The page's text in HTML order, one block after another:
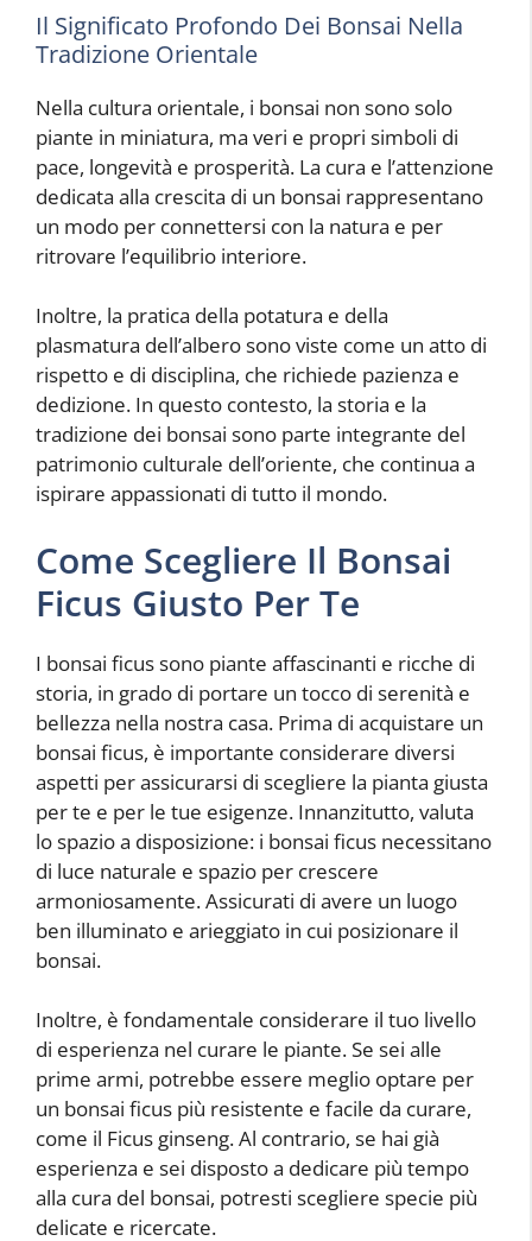
Il Significato Profondo Dei Bonsai Nella
Tradizione Orientale
Nella cultura orientale, i bonsai non sono solo
piante in miniatura, ma veri e propri simboli di
pace, longevità e prosperità. La cura e l’attenzione
dedicata alla crescita di un bonsai rappresentano
un modo per connettersi con la natura e per
ritrovare l’equilibrio interiore.
Inoltre, la pratica della potatura e della
plasmatura dell’albero sono viste come un atto di
rispetto e di disciplina, che richiede pazienza e
dedizione. In questo contesto, la storia e la
tradizione dei bonsai sono parte integrante del
patrimonio culturale dell’oriente, che continua a
ispirare appassionati di tutto il mondo.
Come Scegliere Il Bonsai
Ficus Giusto Per Te
I bonsai ficus sono piante affascinanti e ricche di
storia, in grado di portare un tocco di serenità e
bellezza nella nostra casa. Prima di acquistare un
bonsai ficus, è importante considerare diversi
aspetti per assicurarsi di scegliere la pianta giusta
per te e per le tue esigenze. Innanzitutto, valuta
lo spazio a disposizione: i bonsai ficus necessitano
di luce naturale e spazio per crescere
armoniosamente. Assicurati di avere un luogo
ben illuminato e arieggiato in cui posizionare il
bonsai.
Inoltre, è fondamentale considerare il tuo livello
di esperienza nel curare le piante. Se sei alle
prime armi, potrebbe essere meglio optare per
un bonsai ficus più resistente e facile da curare,
come il Ficus ginseng. Al contrario, se hai già
esperienza e sei disposto a dedicare più tempo
alla cura del bonsai, potresti scegliere specie più
delicate e ricercate.